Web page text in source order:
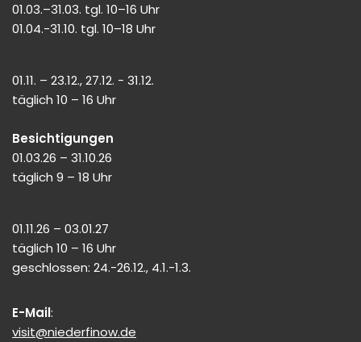
01.03.–31.03. tgl. 10–16 Uhr
01.04.-31.10. tgl. 10–18 Uhr
01.11. – 23.12., 27.12. - 31.12.
täglich 10 – 16 Uhr
Besichtigungen
01.03.26 – 31.10.26
täglich 9 – 18 Uhr
01.11.26 – 03.01.27
täglich 10 – 16 Uhr
geschlossen: 24.-26.12., 4.1.-1.3.
E-Mail:
visit@niederfinow.de